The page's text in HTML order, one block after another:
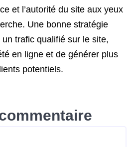
et l’autorité du site aux yeux
Une bonne stratégie
un trafic qualifié sur le site,
en ligne et de générer plus
potentiels.